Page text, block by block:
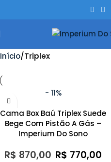
Início Triplex
- 11%
Cama Box Baú Triplex Suede
Bege Com Pistão A Gás –
Imperium Do Sono
R$870,00 R$ 770,00